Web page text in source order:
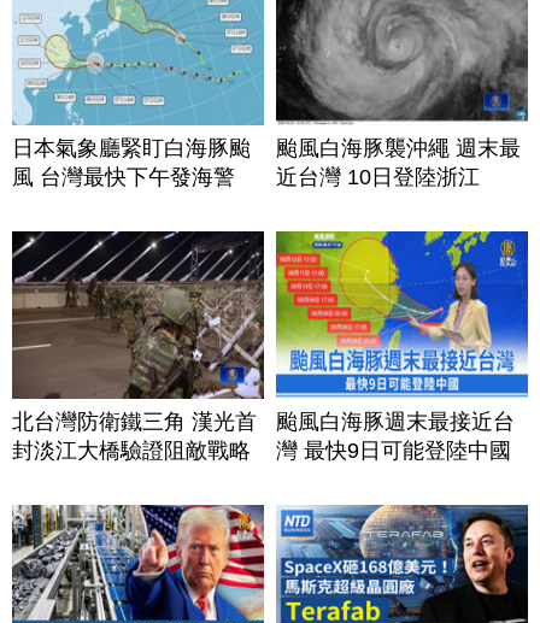
日本氣象廳緊盯白海豚颱
風 台灣最快下午發海警
颱風白海豚襲沖繩 週末最
近台灣 10日登陸浙江
北台灣防衛鐵三角 漢光首
封淡江大橋驗證阻敵戰略
颱風白海豚週末最接近台
灣 最快9日可能登陸中國